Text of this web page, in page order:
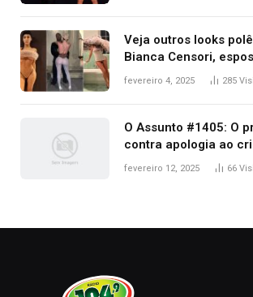
Veja outros looks
Bianca Censori,
West que apareceu
fevereiro 4, 2025 285
O Assunto #1405: O
contra apologia ao
fevereiro 12, 2025 66